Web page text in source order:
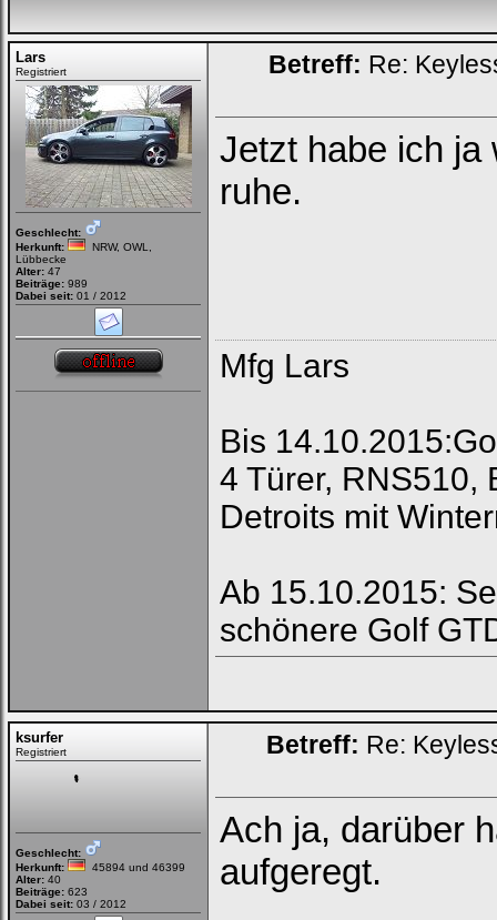
vergessen|Registrieren
Lars
Registriert
Geschlecht:
Herkunft:
NRW, OWL,
Lübbecke
Alter: 47
Beiträge: 989
Dabei seit: 01 / 2012
Betreff: Re:
Jetzt habe ich ja
ruhe.
Mfg Lars
Bis
4 Türer, RNS510,
Detroits mit
Ab 15.10.2015:
schönere Golf
ksurfer
Registriert
Geschlecht:
Herkunft:
45894 und 46399
Alter: 40
Beiträge: 623
Dabei seit: 03 / 2012
Betreff: Re:
Ach ja, darüber
aufgeregt.